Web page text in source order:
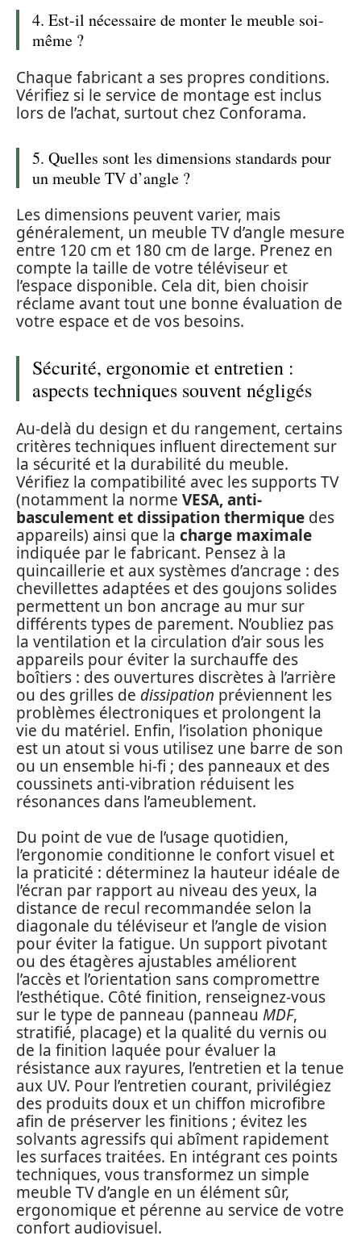
4. Est-il nécessaire de monter le meuble soi-
même ?
Chaque fabricant a ses propres conditions.
Vérifiez si le service de montage est inclus
lors de l’achat, surtout chez Conforama.
5. Quelles sont les dimensions standards pour
un meuble TV d’angle ?
Les dimensions peuvent varier, mais
généralement, un meuble TV d’angle mesure
entre 120 cm et 180 cm de large. Prenez en
compte la taille de votre téléviseur et
l’espace disponible. Cela dit, bien choisir
réclame avant tout une bonne évaluation de
votre espace et de vos besoins.
Sécurité, ergonomie et entretien :
aspects techniques souvent négligés
Au-delà du design et du rangement, certains
critères techniques influent directement sur
la sécurité et la durabilité du meuble.
Vérifiez la compatibilité avec les supports TV
(notamment la norme VESA, anti-
basculement et dissipation thermique des
appareils) ainsi que la charge maximale
indiquée par le fabricant. Pensez à la
quincaillerie et aux systèmes d’ancrage : des
chevillettes adaptées et des goujons solides
permettent un bon ancrage au mur sur
différents types de parement. N’oubliez pas
la ventilation et la circulation d’air sous les
appareils pour éviter la surchauffe des
boîtiers : des ouvertures discrètes à l’arrière
ou des grilles de dissipation préviennent les
problèmes électroniques et prolongent la
vie du matériel. Enfin, l’isolation phonique
est un atout si vous utilisez une barre de son
ou un ensemble hi‑fi ; des panneaux et des
coussinets anti‑vibration réduisent les
résonances dans l’ameublement.
Du point de vue de l’usage quotidien,
l’ergonomie conditionne le confort visuel et
la praticité : déterminez la hauteur idéale de
l’écran par rapport au niveau des yeux, la
distance de recul recommandée selon la
diagonale du téléviseur et l’angle de vision
pour éviter la fatigue. Un support pivotant
ou des étagères ajustables améliorent
l’accès et l’orientation sans compromettre
l’esthétique. Côté finition, renseignez‑vous
sur le type de panneau (panneau MDF,
stratifié, placage) et la qualité du vernis ou
de la finition laquée pour évaluer la
résistance aux rayures, l’entretien et la tenue
aux UV. Pour l’entretien courant, privilégiez
des produits doux et un chiffon microfibre
afin de préserver les finitions ; évitez les
solvants agressifs qui abîment rapidement
les surfaces traitées. En intégrant ces points
techniques, vous transformez un simple
meuble TV d’angle en un élément sûr,
ergonomique et pérenne au service de votre
confort audiovisuel.